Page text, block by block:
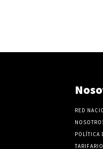
RED
POLÍTICA